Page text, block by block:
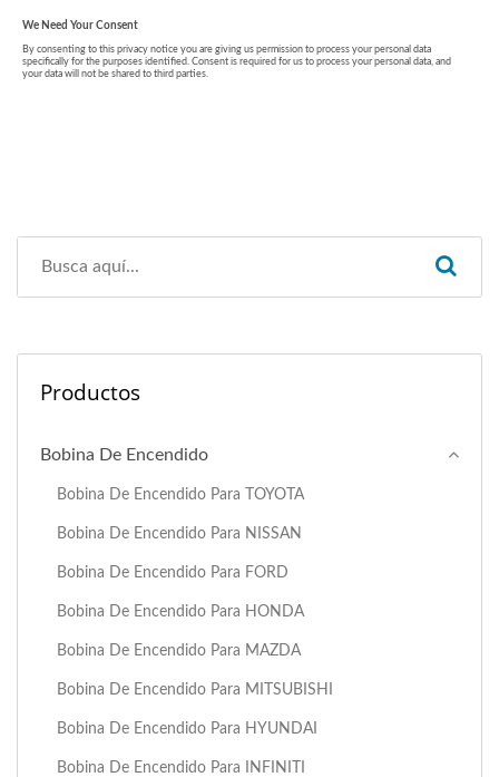
Productos
Bobina De Encendido
Bobina De Encendido Para TOYOTA
Bobina De Encendido Para NISSAN
Bobina De Encendido Para FORD
Bobina De Encendido Para HONDA
Bobina De Encendido Para MAZDA
Bobina De Encendido Para MITSUBISHI
Bobina De Encendido Para HYUNDAI
Bobina De Encendido Para INFINITI